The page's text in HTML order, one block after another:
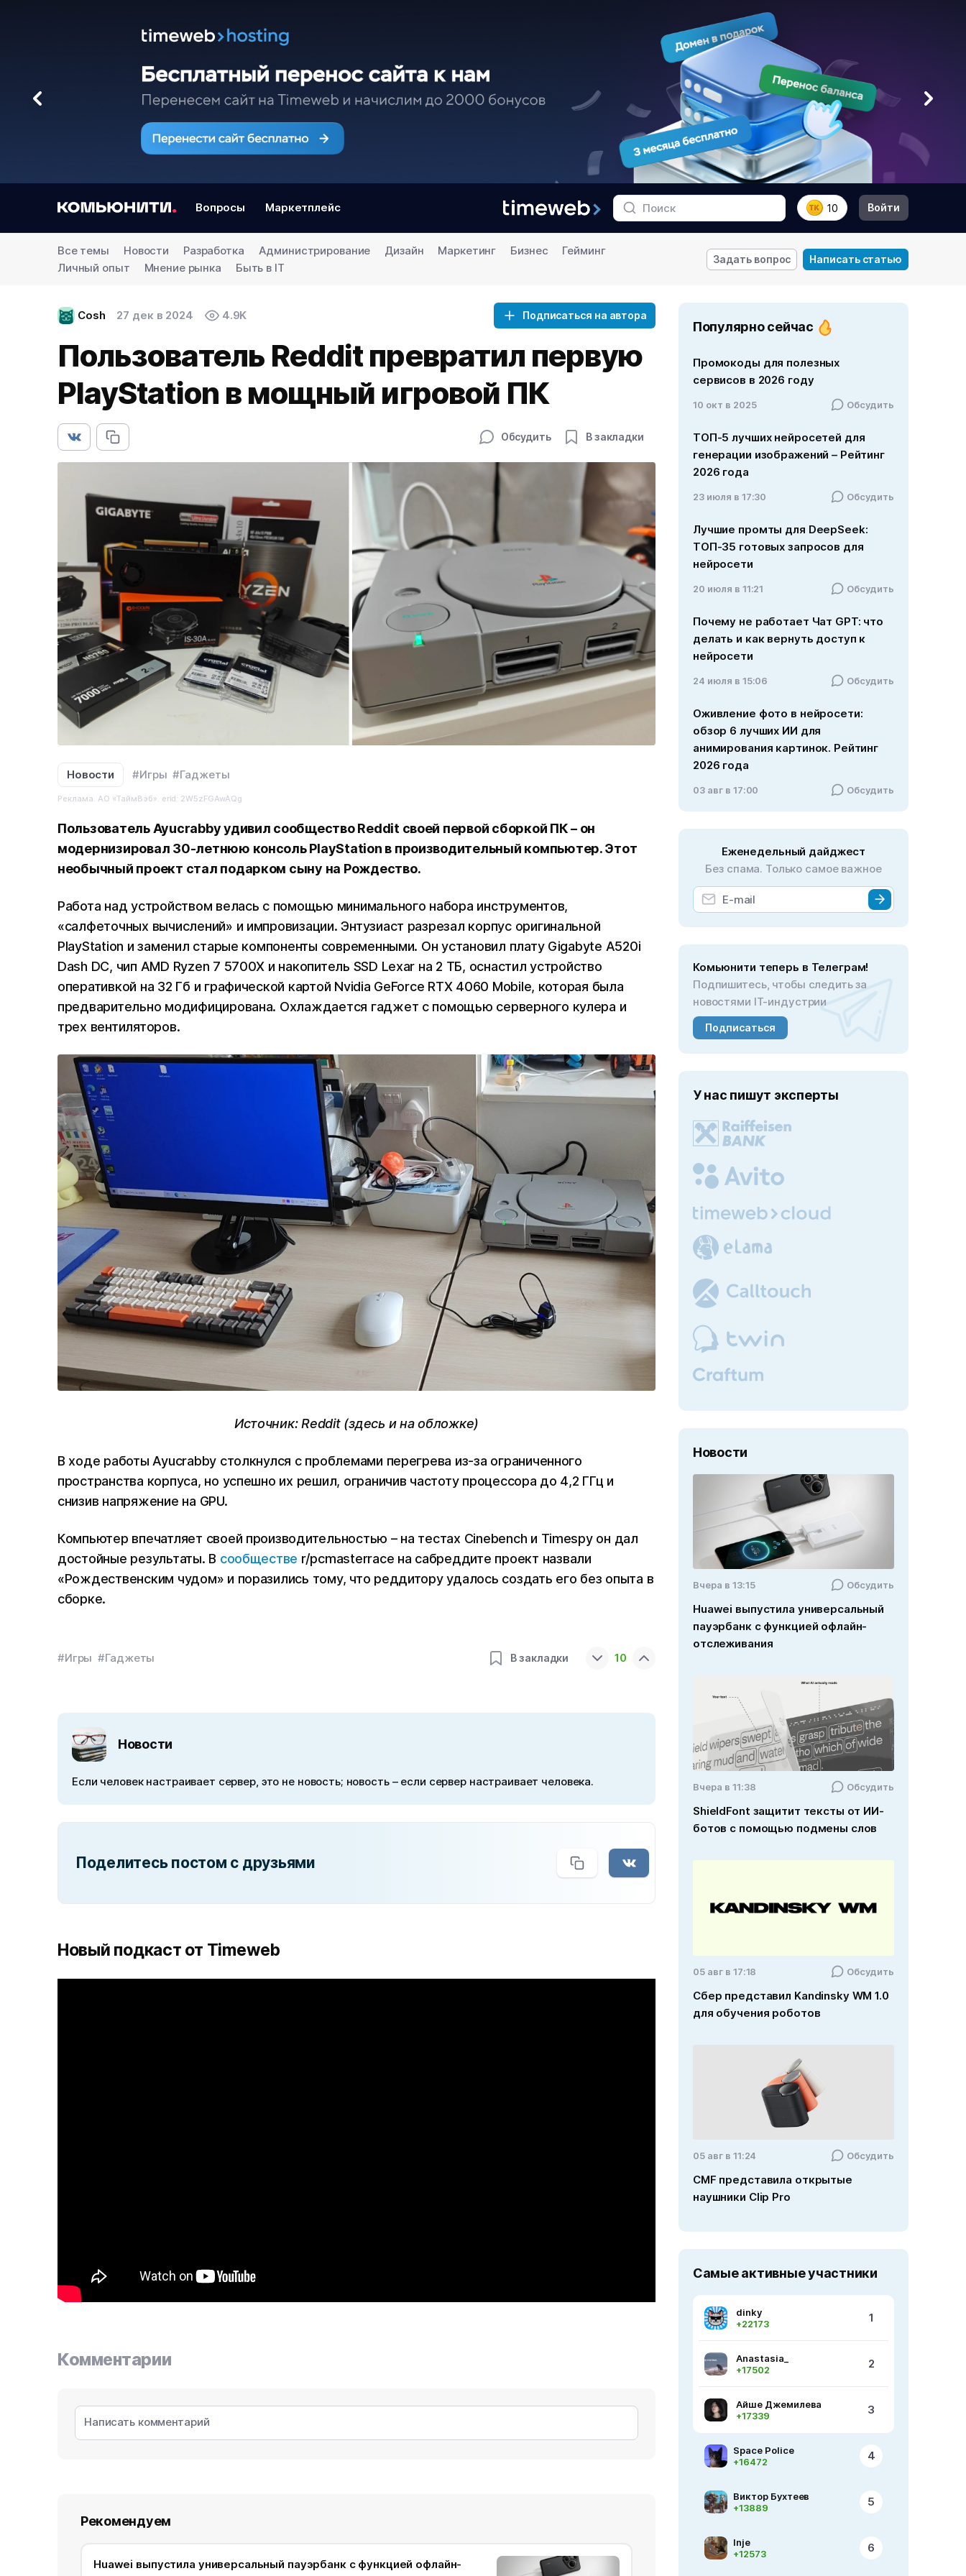
Вопросы Маркетплейс 10 Войти
Все темы Новости Разработка Администрирование Дизайн Маркетинг Бизнес
Гейминг
Личный опыт
Мнение рынка Быть в IT
Задать вопрос Написать статью
Cosh 27 дек в 2024 4.9K Подписаться на автора
Пользователь Reddit превратил первую
PlayStation в мощный игровой ПК
Обсудить В закладки
Новости #Игры #Гаджеты
Реклама. АО «ТаймВэб». erid: 2W5zFGAwAQg
Пользователь Ayucrabby удивил сообщество Reddit своей первой сборкой ПК – он
модернизировал 30-летнюю консоль PlayStation в производительный компьютер. Этот
необычный проект стал подарком сыну на Рождество.
Работа над устройством велась с помощью минимального набора инструментов,
«салфеточных вычислений» и импровизации. Энтузиаст разрезал корпус оригинальной
PlayStation и заменил старые компоненты современными. Он установил плату Gigabyte A520i
Dash DC, чип AMD Ryzen 7 5700X и накопитель SSD Lexar на 2 ТБ, оснастил устройство
оперативкой на 32 Гб и графической картой Nvidia GeForce RTX 4060 Mobile, которая была
предварительно модифицирована. Охлаждается гаджет с помощью серверного кулера и
трех вентиляторов.
Источник: Reddit (здесь и на обложке)
В ходе работы Ayucrabby столкнулся с проблемами перегрева из-за ограниченного
пространства корпуса, но успешно их решил, ограничив частоту процессора до 4,2 ГГц и
снизив напряжение на GPU.
Компьютер впечатляет своей производительностью – на тестах Cinebench и Timespy он дал
достойные результаты. В сообществе r/pcmasterrace на сабреддите проект назвали
«Рождественским чудом» и поразились тому, что реддитору удалось создать его без опыта в
сборке.
#Игры #Гаджеты В закладки 10
Новости
Если человек настраивает сервер, это не новость; новость – если сервер настраивает человека.
Поделитесь постом с друзьями
Новый подкаст от Timeweb
Комментарии
Рекомендуем
Huawei выпустила универсальный пауэрбанк с функцией офлайн-
Популярно сейчас
Промокоды для полезных
сервисов в 2026 году
10 окт в 2025 Обсудить
ТОП-5 лучших нейросетей для
генерации изображений – Рейтинг
2026 года
23 июля в 17:30 Обсудить
Лучшие промты для DeepSeek:
ТОП-35 готовых запросов для
нейросети
20 июля в 11:21 Обсудить
Почему не работает Чат GPT: что
делать и как вернуть доступ к
нейросети
24 июля в 15:06 Обсудить
Оживление фото в нейросети:
обзор 6 лучших ИИ для
анимирования картинок. Рейтинг
2026 года
03 авг в 17:00 Обсудить
Еженедельный дайджест
Без спама. Только самое важное
Комьюнити теперь в Телеграм!
Подпишитесь, чтобы следить за
новостями IT-индустрии
Подписаться
У нас пишут эксперты
Новости
Вчера в 13:15 Обсудить
Huawei выпустила универсальный
пауэрбанк с функцией офлайн-
отслеживания
Вчера в 11:38 Обсудить
ShieldFont защитит тексты от ИИ-
ботов с помощью подмены слов
05 авг в 17:18 Обсудить
Сбер представил Kandinsky WM 1.0
для обучения роботов
05 авг в 11:24 Обсудить
CMF представила открытые
наушники Clip Pro
Самые активные участники
dinky
+22173
1
Anastasia_
+17502
2
Айше Джемилева
+17339
3
Space Police
+16472
4
Виктор Бухтеев
+13889
5
Inje
+12573
6